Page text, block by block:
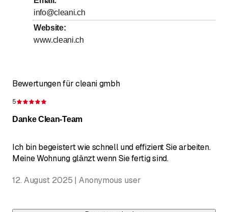
Samstag*
Sonntag
info@cleani.ch
Website:
www.cleani.ch
Bewertungen für cleani gmbh
5
Danke Clean-Team
Ich bin begeistert wie schnell und effizient Sie arbeiten.
Meine Wohnung glänzt wenn Sie fertig sind.
12. August 2025 | Anonymous user